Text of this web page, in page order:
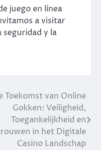
juego en línea
a visitar
seguridad y la
Toekomst van Online
Gokken: Veiligheid,
Toegankelijkheid en
in het Digitale
Casino Landschap